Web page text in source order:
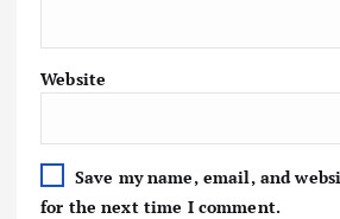
Website
Save my name, email, and
for the next time I comment.